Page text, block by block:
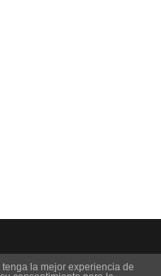
la mejor experiencia de